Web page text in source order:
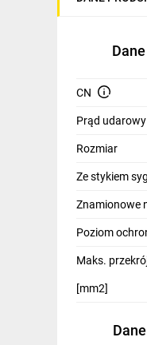
Dom i ogród
Odzież ochronna
Inne
Budowa i
Elektronika
Smart home
CN
Prąd
Rozmiar
Ze stykiem
Znamionowe
Poziom
Maks.
[mm2]